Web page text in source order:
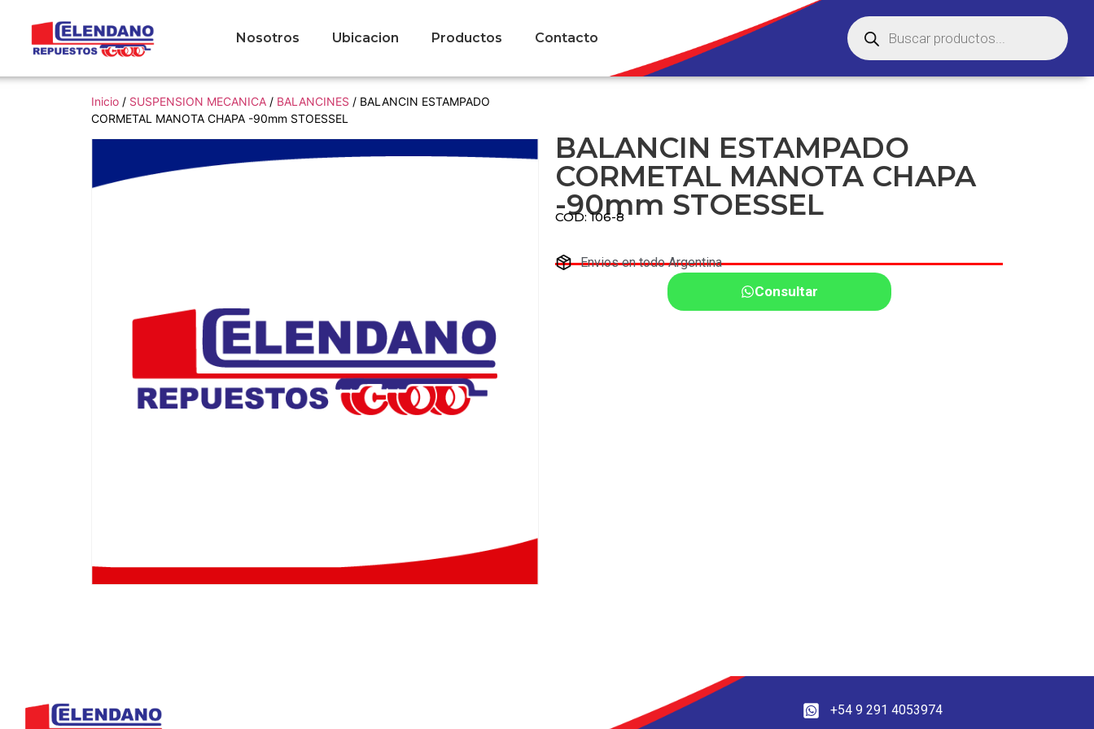
Nosotros Ubicacion Productos Contacto
Inicio / SUSPENSION MECANICA / BALANCINES / BALANCIN ESTAMPADO
CORMETAL MANOTA CHAPA -90mm STOESSEL
BALANCIN ESTAMPADO
CORMETAL MANOTA CHAPA
-90mm STOESSEL
COD: 106-8
Envios en todo Argentina
Consultar
+54 9 291 4053974